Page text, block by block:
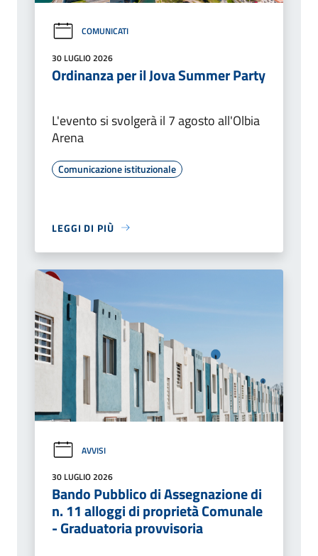
COMUNICATI
30 LUGLIO 2026
Ordinanza per il Jova Summer Party
L'evento si svolgerà il 7 agosto all'Olbia
Arena
Comunicazione istituzionale
LEGGI DI PIÙ
AVVISI
30 LUGLIO 2026
Bando Pubblico di Assegnazione di
n. 11 alloggi di proprietà Comunale
- Graduatoria provvisoria